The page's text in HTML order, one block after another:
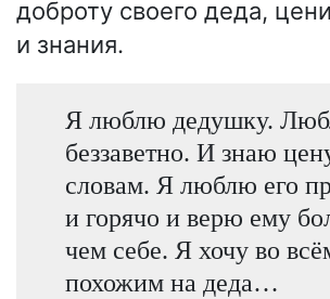
доброту своего деда,
и знания.
Я люблю дедушку.
беззаветно. И знаю
словам. Я люблю его
и горячо и верю ему
чем себе. Я хочу во
похожим на деда…